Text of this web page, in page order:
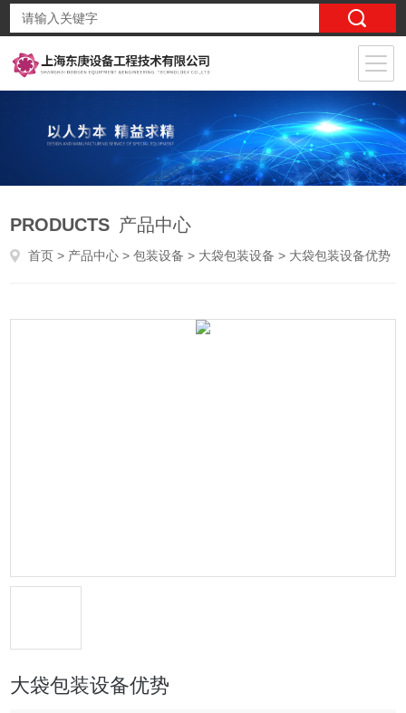
PRODUCTS 产品中心
首页 > 产品中心 >包装设备 > 大袋包装设备 > 大袋包装设备优势
大袋包装设备优势